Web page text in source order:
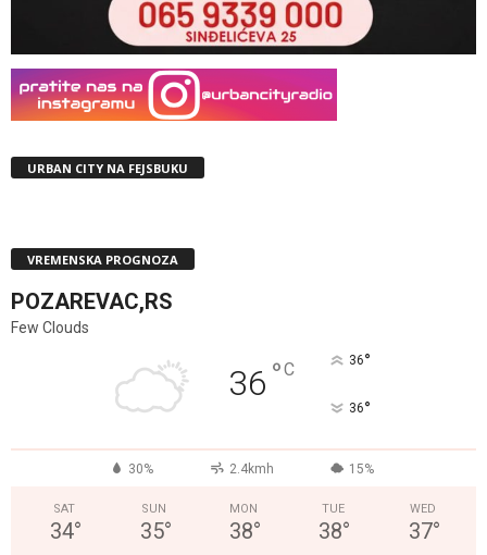
URBAN CITY NA FEJSBUKU
VREMENSKA PROGNOZA
POZAREVAC,RS
Few Clouds
36 °C 36°
36°
30% 2.4kmh 15%
SAT
34°
SUN
35°
MON
38°
TUE
38°
WED
37°